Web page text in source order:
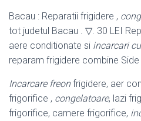
Bacau : Reparatii frigidere ,
tot judetul Bacau . ▽. 30 LEI
aere conditionate si incarcari
reparam frigidere combine
Incarcare freonfrigidere, aer
frigorifice , congelatoare, lazi
frigorifice, camere frigorifice,